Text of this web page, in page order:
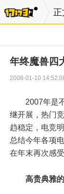
正
年终魔兽四
2008-01-10
2007年是
继开展，热门
趋稳定，电竞
总结今年各项
在年末再次感
高贵典雅